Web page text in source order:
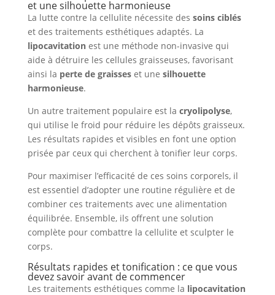
et une silhouette harmonieuse
La lutte contre la cellulite nécessite des soins ciblés
et des traitements esthétiques adaptés. La
lipocavitationest une méthode non-invasive qui
aide à détruire les cellules graisseuses, favorisant
ainsi la perte de graisseset une silhouette
harmonieuse.
Un autre traitement populaire est la cryolipolyse,
qui utilise le froid pour réduire les dépôts graisseux.
Les résultats rapides et visibles en font une option
prisée par ceux qui cherchent à tonifier leur corps.
Pour maximiser l’efficacité de ces soins corporels, il
est essentiel d’adopter une routine régulière et de
combiner ces traitements avec une alimentation
équilibrée. Ensemble, ils offrent une solution
complète pour combattre la cellulite et sculpter le
corps.
Résultats rapides et tonification : ce que vous
devez savoir avant de commencer
Les traitements esthétiques comme la lipocavitation